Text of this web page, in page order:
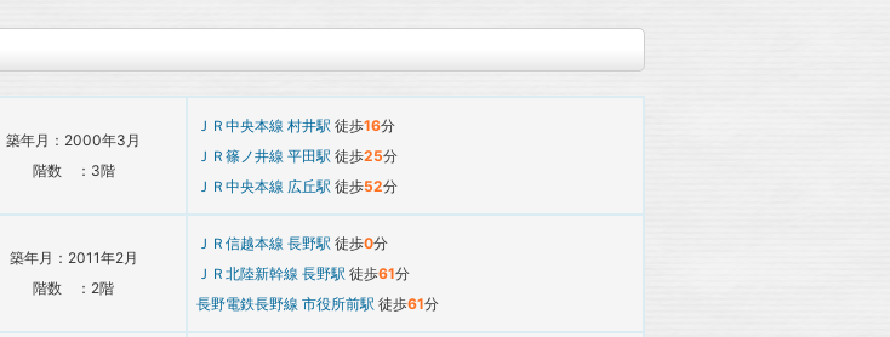
築年月：2000年3月
階数 ：3階
ＪＲ中央本線 村井駅 徒歩16分
ＪＲ篠ノ井線 平田駅 徒歩25分
ＪＲ中央本線 広丘駅 徒歩52分
築年月：2011年2月
階数 ：2階
ＪＲ信越本線 長野駅 徒歩0分
ＪＲ北陸新幹線 長野駅 徒歩61分
長野電鉄長野線 市役所前駅 徒歩61分